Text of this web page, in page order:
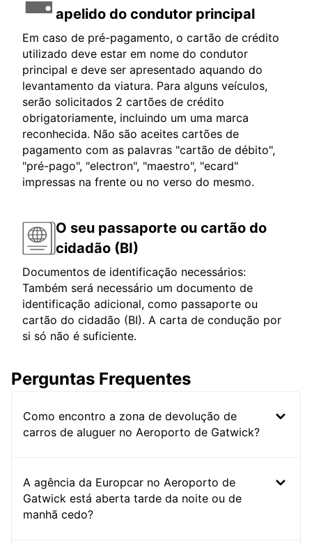
apelido do condutor principal
Em caso de pré-pagamento, o cartão de crédito
utilizado deve estar em nome do condutor
principal e deve ser apresentado aquando do
levantamento da viatura. Para alguns veículos,
serão solicitados 2 cartões de crédito
obrigatoriamente, incluindo um uma marca
reconhecida. Não são aceites cartões de
pagamento com as palavras "cartão de débito",
"pré-pago", "electron", "maestro", "ecard"
impressas na frente ou no verso do mesmo.
O seu passaporte ou cartão do
cidadão (BI)
Documentos de identificação necessários:
Também será necessário um documento de
identificação adicional, como passaporte ou
cartão do cidadão (BI). A carta de condução por
si só não é suficiente.
Perguntas Frequentes
Como encontro a zona de devolução de
carros de aluguer no Aeroporto de Gatwick?
A agência da Europcar no Aeroporto de
Gatwick está aberta tarde da noite ou de
manhã cedo?